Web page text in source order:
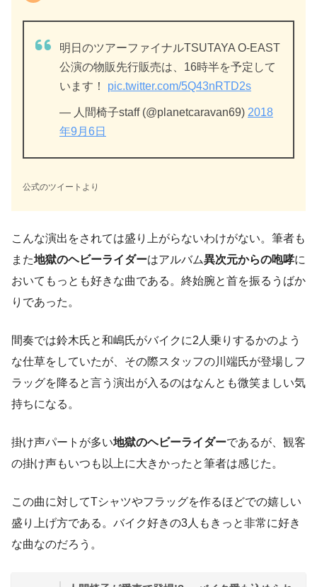
明日のツアーファイナルTSUTAYA O-EAST
公演の物販先行販売は、16時半を予定して
います！ pic.twitter.com/5Q43nRTD2s
— 人間椅子staff (@planetcaravan69) 2018
年9月6日
公式のツイートより
こんな演出をされては盛り上がらないわけがない。筆者も
また地獄のヘビーライダーはアルバム異次元からの咆哮に
おいてもっとも好きな曲である。終始腕と首を振るうばか
りであった。
間奏では鈴木氏と和嶋氏がバイクに2人乗りするかのよう
な仕草をしていたが、その際スタッフの川端氏が登場しフ
ラッグを降ると言う演出が入るのはなんとも微笑ましい気
持ちになる。
掛け声パートが多い地獄のヘビーライダーであるが、観客
の掛け声もいつも以上に大きかったと筆者は感じた。
この曲に対してTシャツやフラッグを作るほどでの嬉しい
盛り上げ方である。バイク好きの3人もきっと非常に好き
な曲なのだろう。